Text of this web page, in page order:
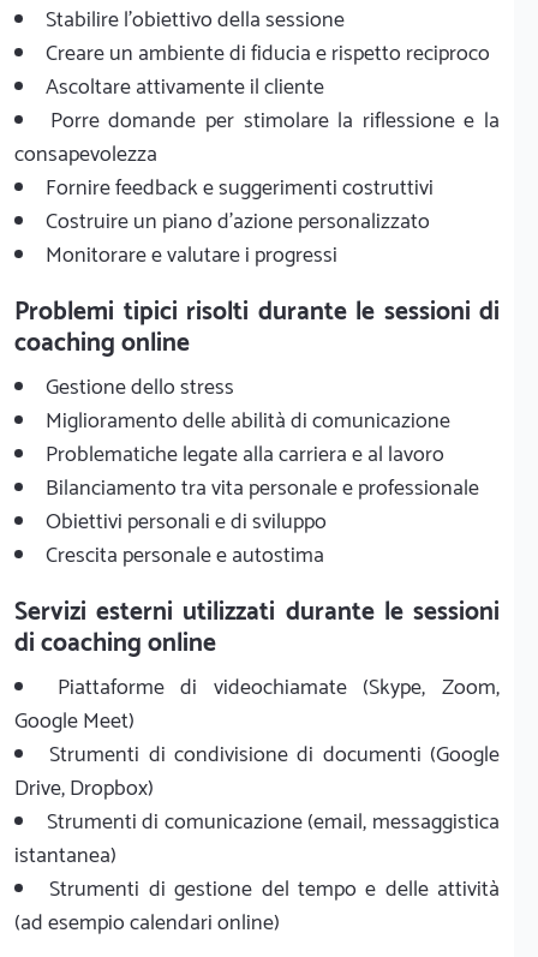
Stabilire l'obiettivo della sessione
Creare un ambiente di fiducia e rispetto reciproco
Ascoltare attivamente il cliente
Porre domande per stimolare la riflessione e la
consapevolezza
Fornire feedback e suggerimenti costruttivi
Costruire un piano d'azione personalizzato
Monitorare e valutare i progressi
Problemi tipici risolti durante le sessioni di
coaching online
Gestione dello stress
Miglioramento delle abilità di comunicazione
Problematiche legate alla carriera e al lavoro
Bilanciamento tra vita personale e professionale
Obiettivi personali e di sviluppo
Crescita personale e autostima
Servizi esterni utilizzati durante le sessioni
di coaching online
Piattaforme di videochiamate (Skype, Zoom,
Google Meet)
Strumenti di condivisione di documenti (Google
Drive, Dropbox)
Strumenti di comunicazione (email, messaggistica
istantanea)
Strumenti di gestione del tempo e delle attività
(ad esempio calendari online)